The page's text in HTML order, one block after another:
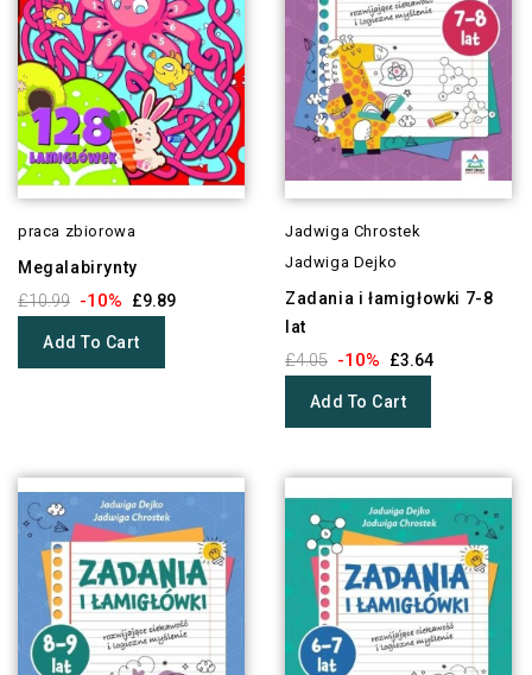
praca zbiorowa
Megalabirynty
£10.99 -10% £9.89
Add To Cart
Jadwiga Chrostek
Jadwiga Dejko
Zadania i łamigłowki 7-8
lat
£4.05 -10% £3.64
Add To Cart